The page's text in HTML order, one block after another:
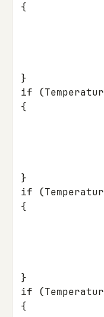
{
}
if
(Temperatur
{
}
if
(Temperatur
{
}
if
(Temperatur
{